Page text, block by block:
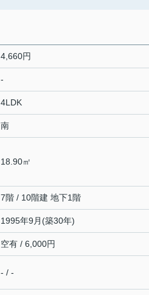
4,660円
-
4LDK
南
18.90㎡
7階 / 10階建 地下1階
1995年9月(築30年)
空有 / 6,000円
- / -